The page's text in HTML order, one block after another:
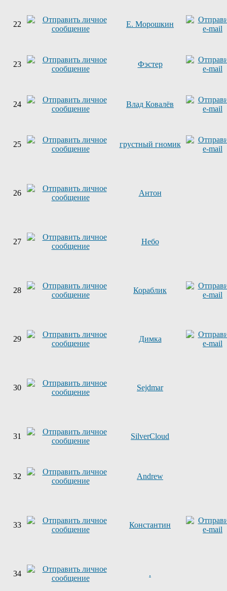
22 Е. Морошкин
23 Фэстер
24 Влад Ковалёв
25 грустный гномик
26 Антон
27 Небо
28 Кораблик
29 Димка
30 Sejdmar
31 SilverCloud
32 Andrew
33 Константин
34 .